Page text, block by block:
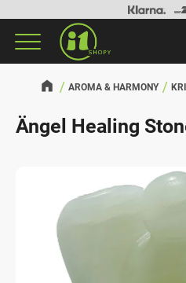
Meny
AROMA & HARMONY
Ängel Healing